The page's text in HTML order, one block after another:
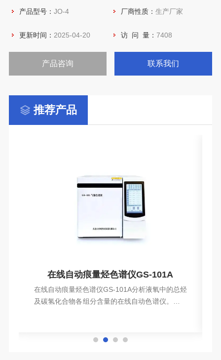
产品型号： JO-4 厂商性质： 生产厂家
更新时间： 2025-04-20 访 问 量： 7408
产品咨询 联系我们
推荐产品
在线自动痕量烃色谱仪GS-101A
在线自动痕量烃色谱仪GS-101A分析液氧中的总烃
及碳氢化合物各组分含量的在线自动色谱仪。它工